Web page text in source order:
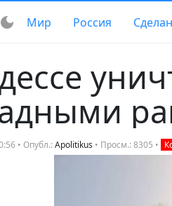
dark_mode Мир Россия
• Опубл.:Apolitikus • Просм.: 8305 •